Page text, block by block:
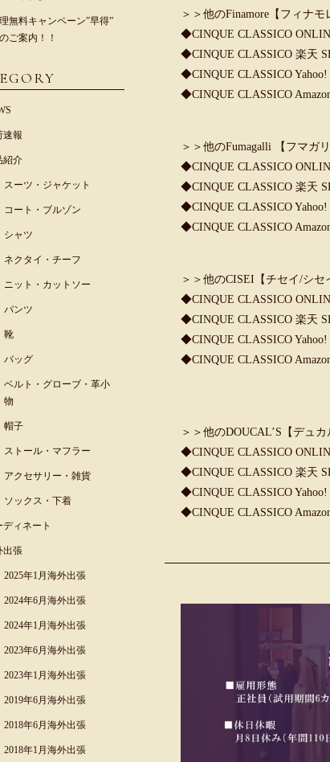
＞＞他のFinamore【フィナ
◆CINQUE CLASSICO
◆CINQUE CLASSICO 楽天
◆CINQUE CLASSICO Yahoo!
◆CINQUE CLASSICO
＞＞他のFumagalli 【フマガ
◆CINQUE CLASSICO
◆CINQUE CLASSICO 楽天
◆CINQUE CLASSICO Yahoo!
◆CINQUE CLASSICO
＞＞他のCISEI【チセイ/シセ
◆CINQUE CLASSICO
◆CINQUE CLASSICO 楽天
◆CINQUE CLASSICO Yahoo!
◆CINQUE CLASSICO
＞＞他のDOUCAL’S【デュ
◆CINQUE CLASSICO
◆CINQUE CLASSICO 楽天
◆CINQUE CLASSICO Yahoo!
◆CINQUE CLASSICO
無料キャンペーン”早得”
ご案内！！
速報
紹介
スーツ・ジャケット
コート・ブルゾン
シャツ
ネクタイ・チーフ
ニット・カットソー
パンツ
靴
バッグ
ベルト・グローブ・革小
物
帽子
ストール・マフラー
アクセサリー・雑貨
ソックス・下着
ディネート
出張
2025年1月海外出張
2024年6月海外出張
2024年1月海外出張
2023年6月海外出張
2023年1月海外出張
2019年6月海外出張
2018年6月海外出張
2018年1月海外出張